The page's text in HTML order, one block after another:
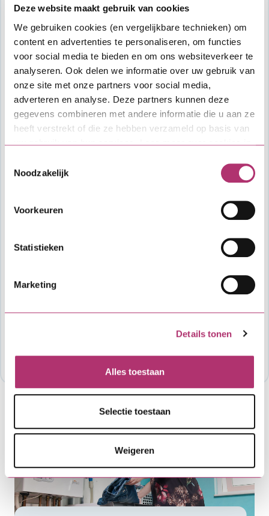
Deze website maakt gebruik van cookies
We gebruiken cookies (en vergelijkbare technieken) om
content en advertenties te personaliseren, om functies
voor social media te bieden en om ons websiteverkeer te
analyseren. Ook delen we informatie over uw gebruik van
onze site met onze partners voor social media,
adverteren en analyse. Deze partners kunnen deze
gegevens combineren met andere informatie die u aan ze
heeft verstrekt of die ze hebben verzameld op basis van
uw gebruik van hun services. Lees meer over cookies in
Noodzakelijk
Voorkeuren
Statistieken
Marketing
Details tonen
Alles toestaan
Selectie toestaan
Weigeren
dienstverlening inde vergelijkingskaart
.
Kosten
Afsluitkosten SVn Maatwerklening: €
1.100,-.
Deze kosten worden ingehouden op de
hoofdsom van de SVn Maatwerklening.
Hertoetskosten voor de SVn
Maatwerklening: € 155,-
financieel advies, taxatie en notaris zijn
Heb je algemene vragen over het
contact opnemen met SVn. Voor vragen over
specifieke voorwaarden van de verordening
beschikbaar is voor deze lening, neem dan
contact op met de organisatie die de regeling